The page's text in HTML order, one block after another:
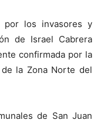
por los invasores y
de Israel Cabrera
confirmada por la
la Zona Norte del
de San Juan